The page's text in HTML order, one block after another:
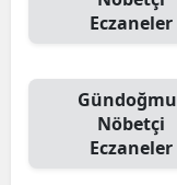
Eczaneler
Nöbetçi
Eczaneler